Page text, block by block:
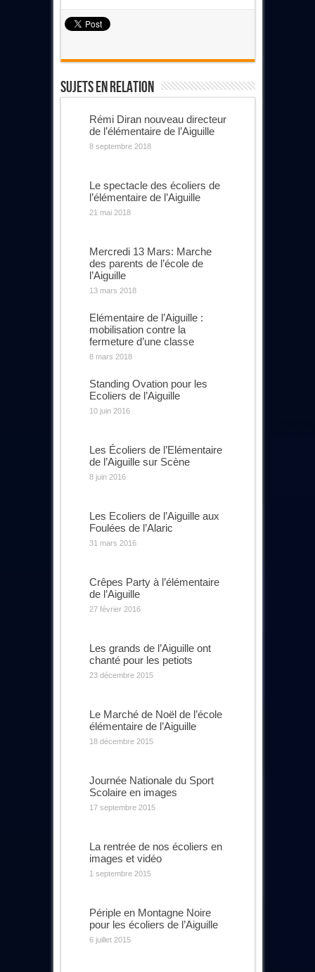
Sujets En Relation
Rémi Diran nouveau directeur
de l’élémentaire de l’Aiguille
8 septembre 2018
Le spectacle des écoliers de
l’élémentaire de l’Aiguille
21 mai 2018
Mercredi 13 Mars: Marche
des parents de l’école de
l’Aiguille
13 mars 2018
Elémentaire de l’Aiguille :
mobilisation contre la
fermeture d’une classe
8 mars 2018
Standing Ovation pour les
Ecoliers de l’Aiguille
10 juin 2016
Les Écoliers de l’Elémentaire
de l’Aiguille sur Scène
8 juin 2016
Les Ecoliers de l’Aiguille aux
Foulées de l’Alaric
31 mars 2016
Crêpes Party à l’élémentaire
de l’Aiguille
27 février 2016
Les grands de l’Aiguille ont
chanté pour les petiots
23 décembre 2015
Le Marché de Noël de l’école
élémentaire de l’Aiguille
18 décembre 2015
Journée Nationale du Sport
Scolaire en images
17 septembre 2015
La rentrée de nos écoliers en
images et vidéo
1 septembre 2015
Périple en Montagne Noire
pour les écoliers de l’Aiguille
6 juillet 2015